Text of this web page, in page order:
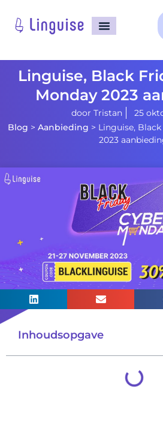
Linguise, Black
Monday 2023
door Tristan
25
Blog > Aanbieding > Linguise,
2023
Inhoudsopgave